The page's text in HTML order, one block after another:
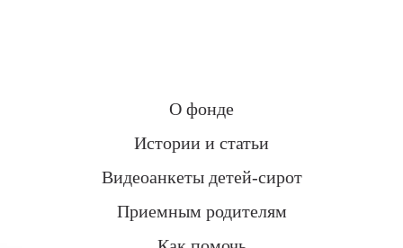
О фонде
Истории и статьи
Видеоанкеты детей-сирот
Приемным родителям